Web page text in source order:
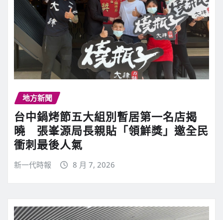
地方新聞
台中鍋烤節五大組別暫居第一名店揭
曉 張峯源局長親貼「領鮮獎」邀全民
衝刺最後人氣
新一代時報 8 月 7, 2026